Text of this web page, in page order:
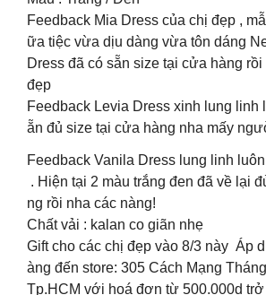
Feedback Mia Dress của chị đẹp ,
ữa tiệc vừa dịu dàng vừa tôn dáng
Dress đã có sẵn size tại cửa hàng
đẹp
Feedback Levia Dress xinh lung linh
ẵn đủ size tại cửa hàng nha mấy
Feedback Vanila Dress lung linh
️️. Hiện tại 2 màu trắng đen đã về lại
ng rồi nha các nàng!
Chất vải : kalan co giãn nhẹ
Gift cho các chị đẹp vào 8/3 này ️ Áp
àng đến store: 305 Cách Mạng
Tp.HCM với hoá đơn từ 500.000d trở